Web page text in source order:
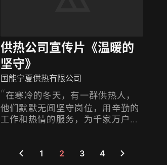
供热公司宣传片《温暖的
坚守》
国能宁夏供热有限公司
在寒冷的冬天，有一群供热人，
他们默默无闻坚守岗位，用辛勤的
工作和热情的服务，为千家万户送
1 2 3 4